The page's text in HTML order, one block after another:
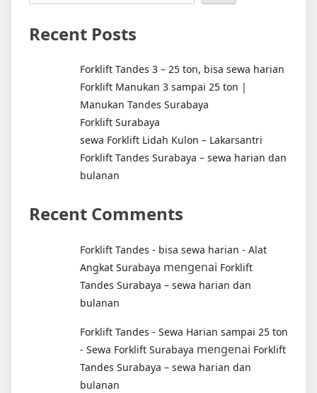
Recent Posts
Forklift Tandes 3 – 25 ton, bisa sewa harian
Forklift Manukan 3 sampai 25 ton |
Manukan Tandes Surabaya
Forklift Surabaya
sewa Forklift Lidah Kulon – Lakarsantri
Forklift Tandes Surabaya – sewa harian dan
bulanan
Recent Comments
Forklift Tandes - bisa sewa harian - Alat
Angkat Surabaya mengenai Forklift
Tandes Surabaya – sewa harian dan
bulanan
Forklift Tandes - Sewa Harian sampai 25 ton
- Sewa Forklift Surabaya mengenai Forklift
Tandes Surabaya – sewa harian dan
bulanan